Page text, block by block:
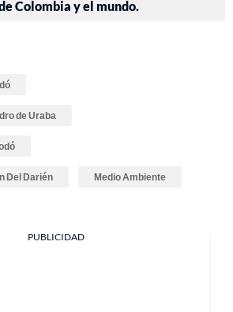
Colombia y el mundo.
de Uraba
Del Darién Medio Ambiente
PUBLICIDAD